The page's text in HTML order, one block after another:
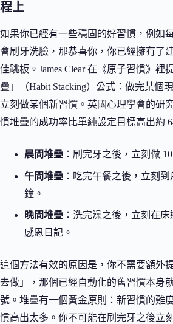
程上
如果你已經有一些穩固的好習慣，例如
會刷牙洗臉，那恭喜你，你已經擁有了
佳跳板。James Clear 在《原子習慣》裡
疊」（Habit Stacking）公式：做完某個
立刻做某個新習慣。英國心理學會的研
慣堆疊的成功率比單純設定目標高出約
晨間堆疊 ：刷完牙之後，立刻做
午間堆疊 ：吃完午餐之後，立刻
鐘。
晚間堆疊 ：洗完澡之後，立刻在
感恩日記。
這個方法有效的原因是，你不需要額外
去做」，那個已經自動化的舊習慣本身
號。堆疊有一個黃金原則：新習慣的難
慣高出太多。你不可能在刷完牙之後立